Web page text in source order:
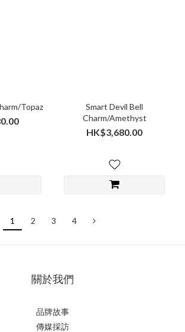
Topaz
Smart Devil Bell
Charm/Amethyst
HK$3,680.00
1 2 3 4
關於我們
品牌故事
傳媒採訪